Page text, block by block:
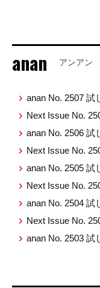
anan アンアン
anan No. 2507 試
Next Issue No.
anan No. 2506 試
Next Issue No.
anan No. 2505 試
Next Issue No.
anan No. 2504 試
Next Issue No.
anan No. 2503 試